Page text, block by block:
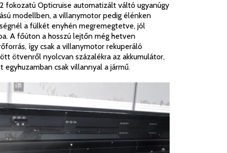
fokozatú Opticruise automatizált váltó ugyanúgy
modellben, a villanymotor pedig élénken
a fülkét enyhén megremegtetve, jól
A főúton a hosszú lejtőn még hetven
így csak a villanymotor rekuperáló
ötvenről nyolcvan százalékra az akkumulátor,
csak villannyal a jármű.